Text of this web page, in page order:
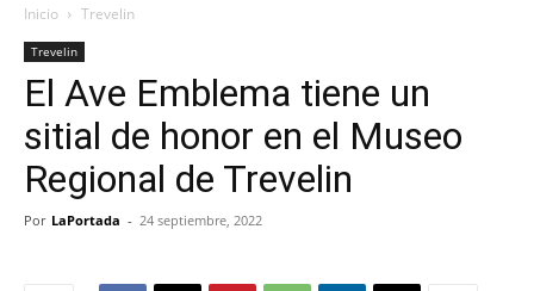
Portada
Inicio Trevelin
Trevelin
El Ave Emblema tiene un
sitial de honor en el Museo
Regional de Trevelin
Por LaPortada - 24 septiembre, 2022